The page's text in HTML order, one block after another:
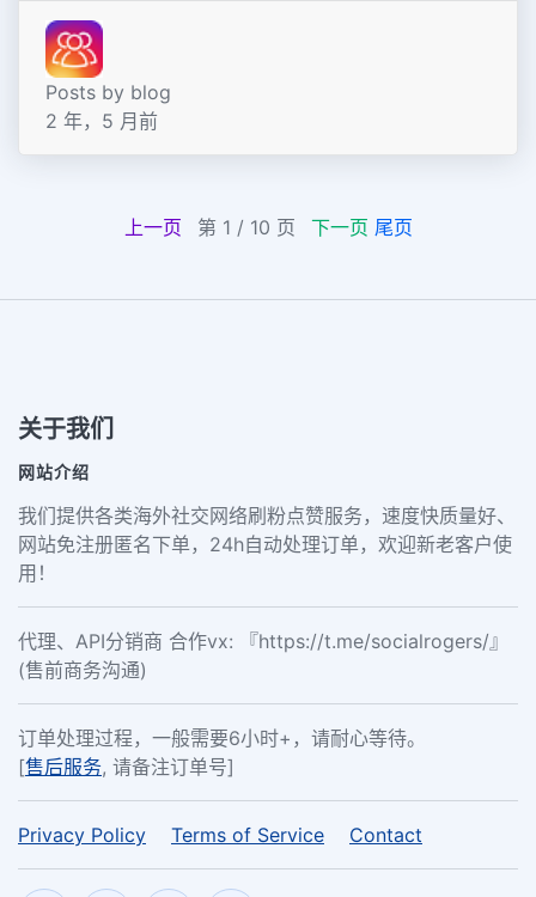
Posts by blog
2 年，5 月前
上一页 第 1 / 10 页 下一页 尾页
关于我们
网站介绍
我们提供各类海外社交网络刷粉点赞服务，速度快质量好、
网站免注册匿名下单，24h自动处理订单，欢迎新老客户使
用！
代理、API分销商 合作vx: 『https://t.me/socialrogers/』
(售前商务沟通)
订单处理过程，一般需要6小时+，请耐心等待。
[售后服务, 请备注订单号]
Privacy Policy Terms of Service Contact